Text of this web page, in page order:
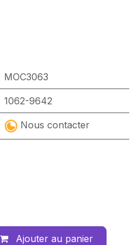
MOC3063
1062-9642
Nous contacter
Ajouter au panier